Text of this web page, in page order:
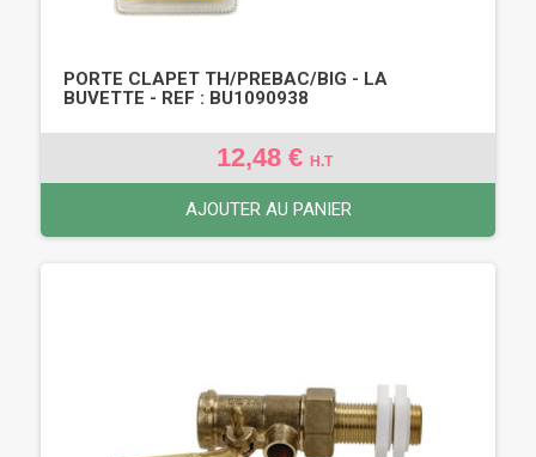
PORTE CLAPET TH/PREBAC/BIG - LA
BUVETTE - REF : BU1090938
12,48 € H.T
AJOUTER AU PANIER